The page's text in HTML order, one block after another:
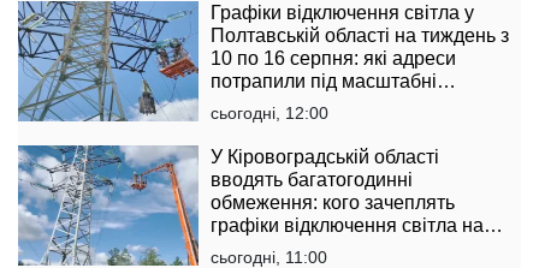
Графіки відключення світла у
Полтавській області на тиждень з
10 по 16 серпня: які адреси
потрапили під масштабні
обмеження
сьогодні, 12:00
У Кіровоградській області
вводять багатогодинні
обмеження: кого зачеплять
графіки відключення світла на
тиждень з 10 по 16 серпня
сьогодні, 11:00